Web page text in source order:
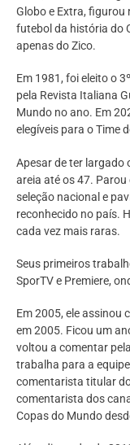
Globo e Extra, figurou
futebol da história do
apenas do Zico.
Em 1981, foi eleito o
pela Revista Italiana
Mundo no ano. Em
elegíveis para o Time
Apesar de ter largado
areia até os 47.
seleção nacional e
reconhecido no país.
cada vez mais raras.
Seus primeiros
SporTV e Premiere,
Em 2005, ele assinou
em 2005. Ficou um
voltou a comentar
trabalha para a
comentarista titular
comentarista dos
Copas do Mundo